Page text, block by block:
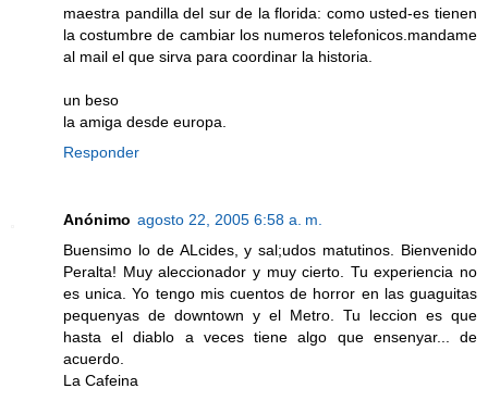
maestra pandilla del sur de la florida: como usted-es tienen
la costumbre de cambiar los numeros telefonicos.mandame
al mail el que sirva para coordinar la historia.
un beso
la amiga desde europa.
Responder
Anónimo agosto 22, 2005 6:58 a. m.
Buensimo lo de ALcides, y sal;udos matutinos. Bienvenido
Peralta! Muy aleccionador y muy cierto. Tu experiencia no
es unica. Yo tengo mis cuentos de horror en las guaguitas
pequenyas de downtown y el Metro. Tu leccion es que
hasta el diablo a veces tiene algo que ensenyar... de
acuerdo.
La Cafeina